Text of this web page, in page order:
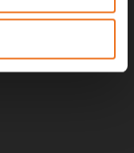
ny maskin. Priserna